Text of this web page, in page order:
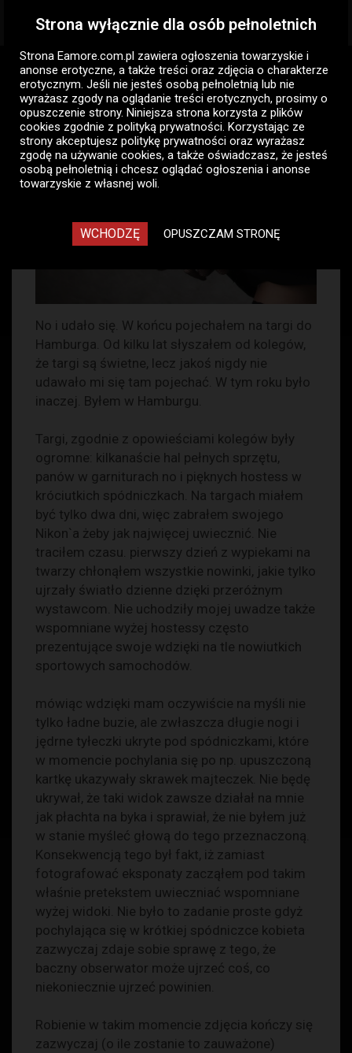
Eamore.com.pl
Opowiadania erotyczne
Śliczna hostessa
Śliczna hostessa
Środa, 27 grudzień 2023, 09:59
24393
0
16
No i udało się. W końcu pojechałem na targi do
Hamburga. Od kilku lat słyszałem od kolegów,
że targi są świetne, lecz jakoś nigdy nie
udawało mi się tam pojechać. W tym roku było
inaczej. Byłem w Hamburgu.
Targi, zgodnie z opowieściami kolegów były
ogromne: kilkanaście hal pełnych sprzętu,
panów w garniturach no i pięknych hostess w
króciutkich spódniczkach. Na targach miałem
być tylko dwa dni, więc zabrałem swojego
Nikon`a żeby jak najwięcej uwiecznić. Nie
traciłem czasu. pierwszy dzień z wypiekami na
twarzy chłonąłem wszystkie nowinki, jakie tylko
ujrzały światło dzienne dzięki przeróżnym
wystawcom. Nie uchodziły mojej uwadze także
wspomniane wyżej hostessy często
prezentujące swoje wdzięki na tle nowiutkich
sportowych samochodów.
mówiąc wdzięki mam oczywiście na myśli nie
tylko ładne buzie, ale zwłaszcza długie nogi i
jędrne tyłeczki ukryte pod spódniczkami, które
w momencie pochylania się po np. upuszczoną
kartkę ukazywały skrawek majteczek. Nie będę
ukrywał, że taki widok zawsze działał na mnie
jak płachta na byka i sprawiał, że nie byłem już
w stanie myśleć głową do tego przeznaczoną.
Konsekwencją tego był fakt, iż zamiast
fotografować eksponaty zacząłem pod takim
właśnie pretekstem uwieczniać wspomniane
wyżej widoki. Nie było to zadanie proste gdyż
pochylająca się w krótkiej spódniczce kobieta
zazwyczaj zdaje sobie sprawę z tego, że
baczny obserwator może ujrzeć coś, co
niekoniecznie ujrzeć powinien.
Robienie w takim momencie zdjęcia kończy się
zazwyczaj (o ile zostanie to zauważone)
Strona wyłącznie dla osób pełnoletnich
Strona Eamore.com.pl zawiera ogłoszenia towarzyskie i
anonse erotyczne, a także treści oraz zdjęcia o charakterze
erotycznym. Jeśli nie jesteś osobą pełnoletnią lub nie
wyrażasz zgody na oglądanie treści erotycznych, prosimy o
opuszczenie strony. Niniejsza strona korzysta z plików
cookies zgodnie z polityką prywatności. Korzystając ze
strony akceptujesz politykę prywatności oraz wyrażasz
zgodę na używanie cookies, a także oświadczasz, że jesteś
osobą pełnoletnią i chcesz oglądać ogłoszenia i anonse
towarzyskie z własnej woli.
WCHODZĘ OPUSZCZAM STRONĘ